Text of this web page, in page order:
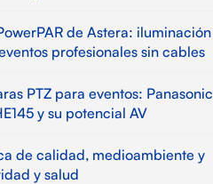
de Astera: iluminación
profesionales sin cables
PTZ para eventos: Panasonic
y su potencial AV
de calidad, medioambiente y
y salud